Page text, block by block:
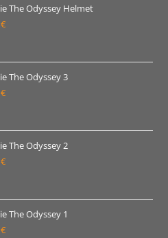
19.00 €
do
The Odyssey Helmet
€Raspon
od
19.00 €
do
The Odyssey 3
€Raspon
od
19.00 €
do
The Odyssey 2
€Raspon
od
19.00 €
do
The Odyssey 1
€Raspon